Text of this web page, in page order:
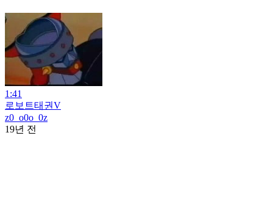
1:41
로보트태권V
z0_o0o_0z
19년 전